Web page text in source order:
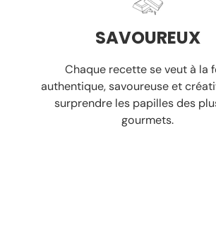
SAVOUREUX
Chaque recette se veut à la
authentique, savoureuse et
surprendre les papillesdes
gourmets.